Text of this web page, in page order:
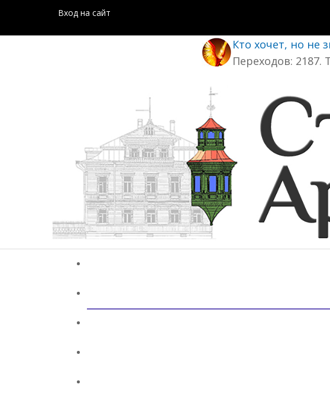
Вход на сайт
Кто хочет, но не
Переходов: 2187.